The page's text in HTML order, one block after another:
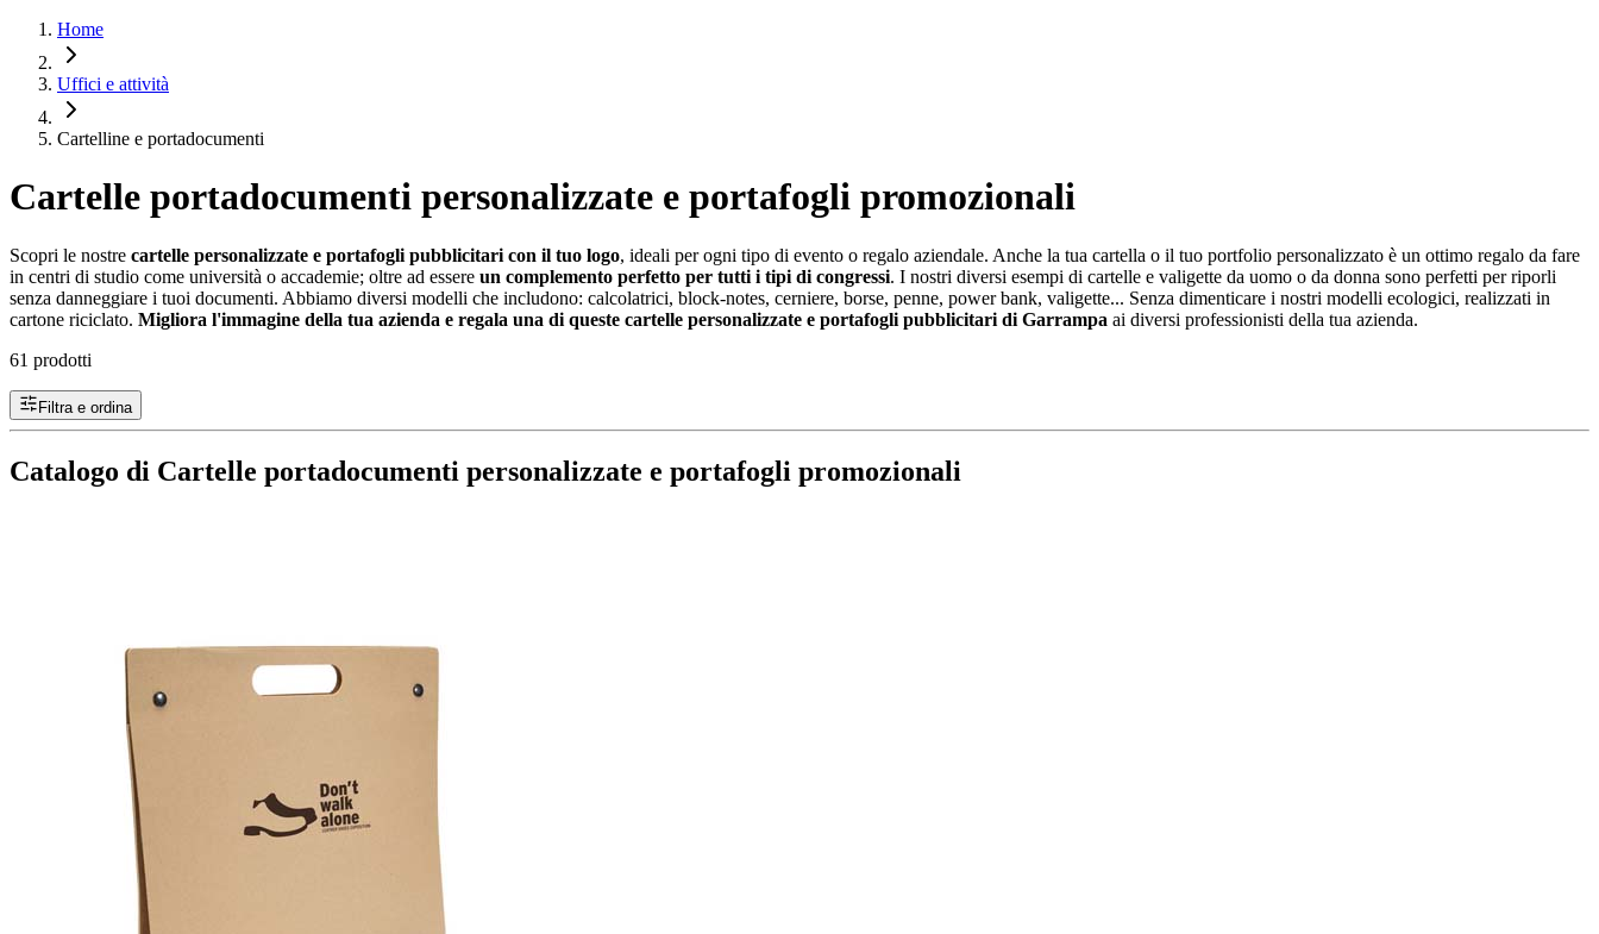
Home
Uffici e attività
Cartelline e portadocumenti
Cartelle portadocumenti personalizzate e portafogli promozionali
Scopri le nostre cartelle personalizzate e portafogli pubblicitari con il tuo logo, ideali per ogni tipo di evento o regalo aziendale. Anche la tua cartella o il tuo portfolio personalizzato è un ottimo regalo da fare
in centri di studio come università o accademie; oltre ad essere un complemento perfetto per tutti i tipi di congressi. I nostri diversi esempi di cartelle e valigette da uomo o da donna sono perfetti per riporli
senza danneggiare i tuoi documenti. Abbiamo diversi modelli che includono: calcolatrici, block-notes, cerniere, borse, penne, power bank, valigette... Senza dimenticare i nostri modelli ecologici, realizzati in
cartone riciclato. Migliora l'immagine della tua azienda e regala una di queste cartelle personalizzate e portafogli pubblicitari di Garrampa ai diversi professionisti della tua azienda.
61 prodotti
Filtra e ordina
Catalogo di Cartelle portadocumenti personalizzate e portafogli promozionali